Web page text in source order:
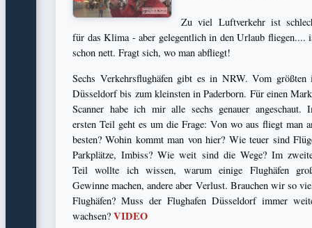
Zu viel Luftverkehr ist
für das Klima - aber gelegentlich in den Urlaub fliegen....
schon nett. Fragt sich, wo man abfliegt!
Sechs Verkehrsflughäfen gibt es in NRW. Vom größten
Düsseldorf bis zum kleinsten in Paderborn. Für einen
Scanner habe ich mir alle sechs genauer angeschaut.
ersten Teil geht es um die Frage: Von wo aus fliegt man
besten? Wohin kommt man von hier? Wie teuer sind
Parkplätze, Imbiss? Wie weit sind die Wege? Im
Teil wollte ich wissen, warum einige Flughäfen
Gewinne machen, andere aber Verlust. Brauchen wir so
Flughäfen? Muss der Flughafen Düsseldorf immer
wachsen? VIDEO